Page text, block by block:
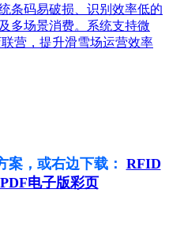
条码易破损、识别效率低的
多场景消费。系统支持微
营，提升滑雪场运营效率
案，或右边下载： RFID
电子版彩页